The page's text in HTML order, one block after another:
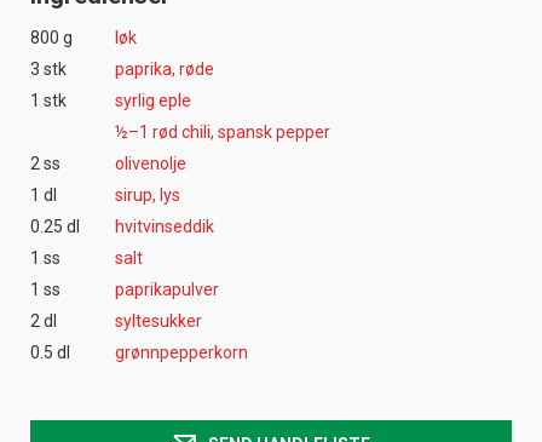
800 g
løk
3 stk
paprika, røde
1 stk
syrlig eple
½–1 rød chili, spansk pepper
2 ss
olivenolje
1 dl
sirup, lys
0.25 dl
hvitvinseddik
1 ss
salt
1 ss
paprikapulver
2 dl
syltesukker
0.5 dl
grønnpepperkorn